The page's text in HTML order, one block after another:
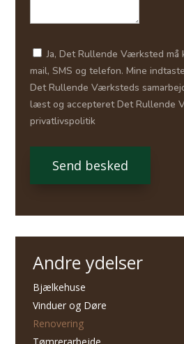
opgaven
checkJa, Det Rullende Værksted må
mail, SMS og telefon. Mine
Det Rullende Værksteds
læst og accepteret Det Rullende
privatlivspolitik
Send besked
Andre ydelser
Bjælkehuse
Vinduer og Døre
Renovering